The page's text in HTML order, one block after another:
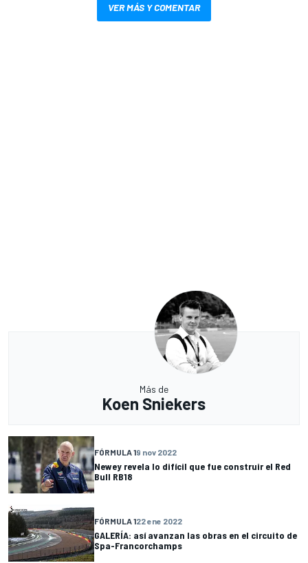
VER MÁS Y COMENTAR
Más de
Koen Sniekers
FÓRMULA 19 nov 2022
Newey revela lo difícil que fue construir el Red
Bull RB18
FÓRMULA 122 ene 2022
GALERÍA: así avanzan las obras en el circuito de
Spa-Francorchamps